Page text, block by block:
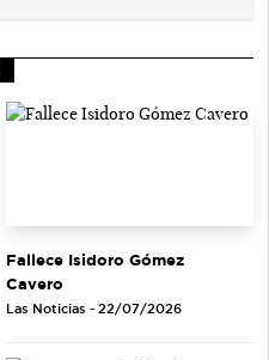
Fallece Isidoro Gómez
Cavero
Las Noticias - 22/07/2026